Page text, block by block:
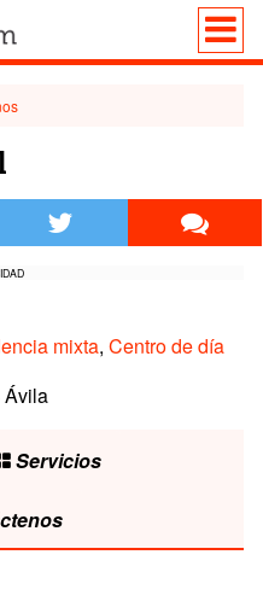
mixta, Centro de día
Ávila
Servicios